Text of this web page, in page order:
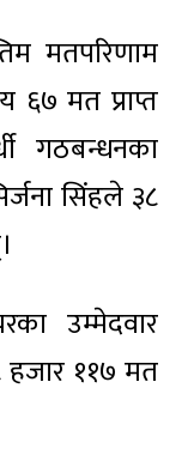
मतपरिणाम
मत प्राप्त
गठबन्धनका
सिंहले ३८
उम्मेदवार
११७ मत